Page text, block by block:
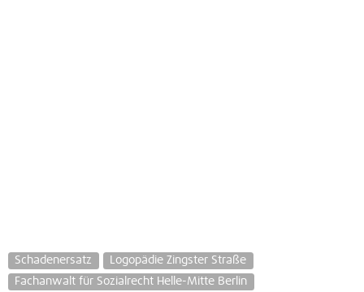
Schadenersatz
Logopädie Zingster Straße
Fachanwalt für Sozialrecht Helle-Mitte Berlin